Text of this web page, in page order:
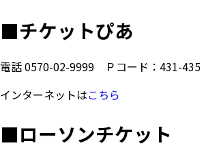
■チケットぴあ
電話0570-02-9999 Ｐコード：431-435
インターネットはこちら
■ローソンチケット